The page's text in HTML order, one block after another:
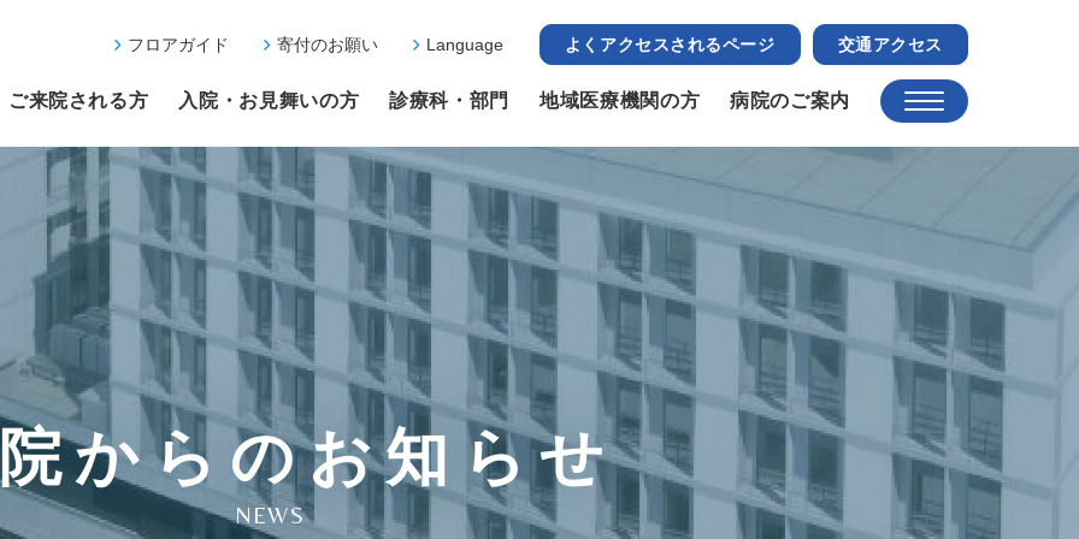
フロアガイド 寄付のお願い Language よくアクセスされるページ 交通アクセス
ご来院される方 入院・お見舞いの方 診療科・部門 地域医療機関の方 病院のご案内
からのお知らせ
NEWS